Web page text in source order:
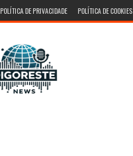
POLÍTICA DE PRIVACIDADE POLÍTICA DE COOKIES